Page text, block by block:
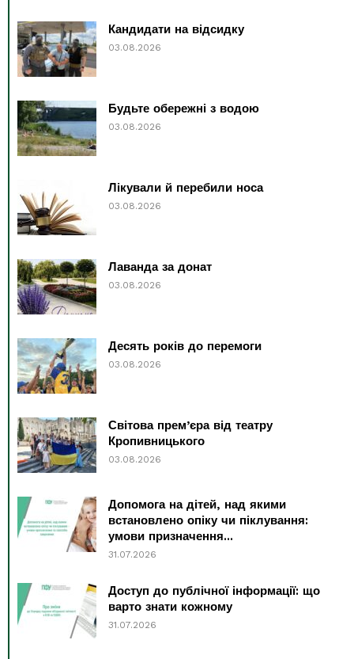
Кандидати на відсидку
03.08.2026
Будьте обережні з водою
03.08.2026
Лікували й перебили носа
03.08.2026
Лаванда за донат
03.08.2026
Десять років до перемоги
03.08.2026
Світова прем’єра від театру
Кропивницького
03.08.2026
Допомога на дітей, над якими
встановлено опіку чи піклування:
умови призначення...
31.07.2026
Доступ до публічної інформації: що
варто знати кожному
31.07.2026